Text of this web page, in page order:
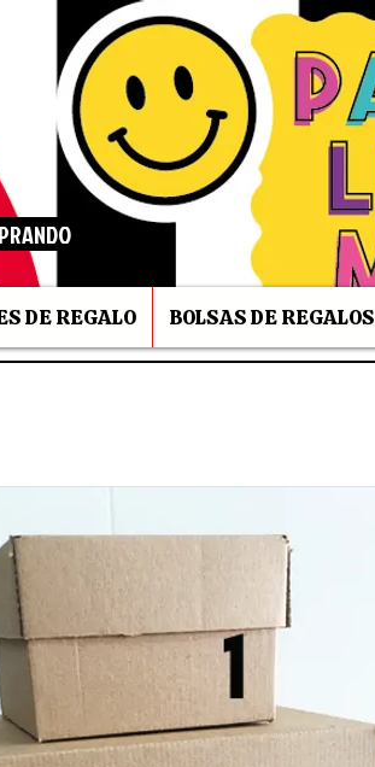
DE REGALO BOLSAS DE REGALOS